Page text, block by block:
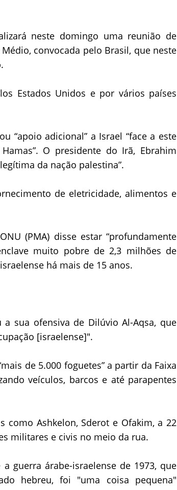
neste domingo uma reunião de
convocada pelo Brasil, que neste
Estados Unidos e por vários países
“apoio adicional” a Israel “face a este
O presidente do Irã, Ebrahim
da nação palestina”.
de eletricidade, alimentos e
(PMA) disse estar “profundamente
muito pobre de 2,3 milhões de
há mais de 15 anos.
sua ofensiva de Dilúvio Al-Aqsa, que
[israelense]".
de 5.000 foguetes” a partir da Faixa
veículos, barcos e até parapentes
como Ashkelon, Sderot e Ofakim, a 22
militares e civis no meio da rua.
guerra árabe-israelense de 1973, que
hebreu, foi "uma coisa pequena"